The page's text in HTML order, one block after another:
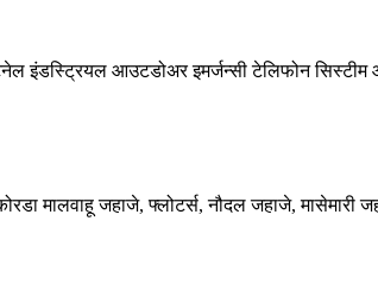
इंडस्ट्रियल आउटडोअर इमर्जन्सी टेलिफोन
मालवाहू जहाजे, फ्लोटर्स, नौदल जहाजे, मासेमारी